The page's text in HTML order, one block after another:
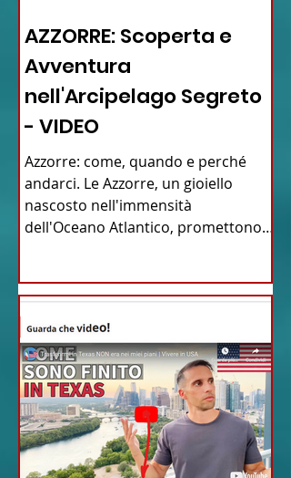
AZZORRE: Scoperta e
Avventura
nell'Arcipelago Segreto
- VIDEO
Azzorre: come, quando e perché
andarci. Le Azzorre, un gioiello
nascosto nell'immensità
dell'Oceano Atlantico, promettono